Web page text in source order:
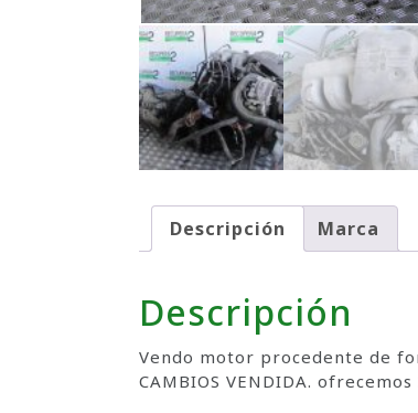
Descripción Marca
Descripción
Vendo motor procedente de
CAMBIOS VENDIDA.